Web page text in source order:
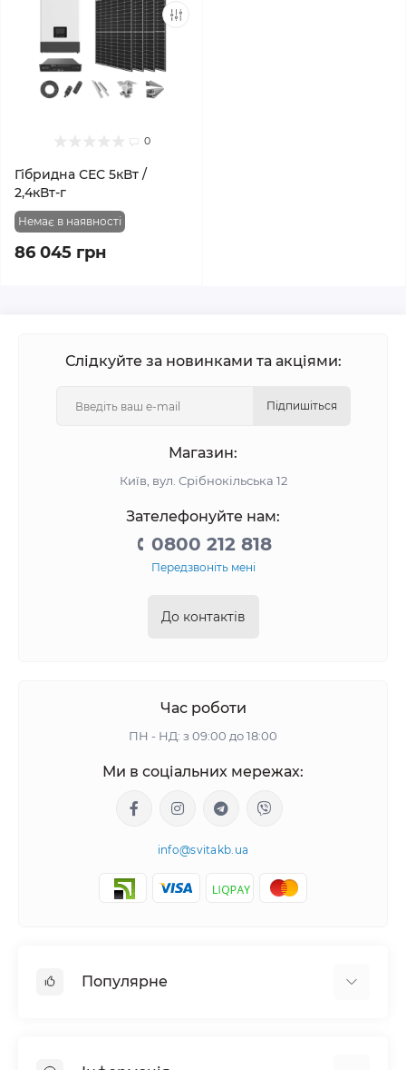
0
Гібридна СЕС 5кВт /
2,4кВт-г
Немає в наявності
86 045 грн
Слідкуйте за новинками та акціями:
Підпишіться
Магазин:
Київ, вул. Срібнокільська 12
Зателефонуйте нам:
0800 212 818
Передзвоніть мені
До контактів
Час роботи
ПН - НД: з 09:00 до 18:00
Ми в соціальних мережах:
info@svitakb.ua
Популярне